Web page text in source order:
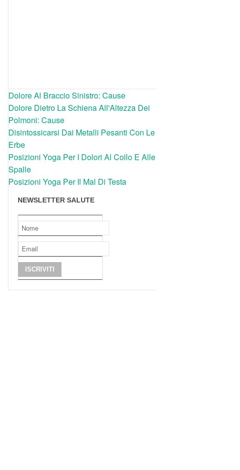
Dolore Al Braccio Sinistro: Cause
Dolore Dietro La Schiena All'Altezza Dei
Polmoni: Cause
Disintossicarsi Dai Metalli Pesanti Con Le
Erbe
Posizioni Yoga Per I Dolori Al Collo E Alle
Spalle
Posizioni Yoga Per Il Mal Di Testa
NEWSLETTER SALUTE